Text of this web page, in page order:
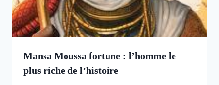
Mansa Moussa fortune : l’homme le
plus riche de l’histoire